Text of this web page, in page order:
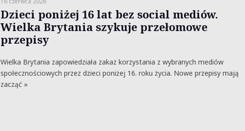
Dzieci poniżej 16 lat bez social mediów.
Wielka Brytania szykuje przełomowe
przepisy
Wielka Brytania zapowiedziała zakaz korzystania z wybranych mediów
społecznościowych przez dzieci poniżej 16. roku życia. Nowe przepisy mają
zacząć »